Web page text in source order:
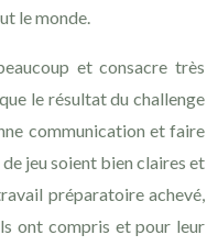
le monde.
et consacre très
le résultat du challenge
communication et faire
jeu soient bien claires et
préparatoire achevé,
ont compris et pour leur